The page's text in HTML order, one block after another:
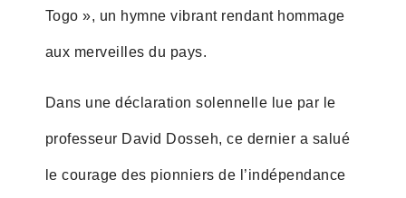
Togo », un hymne vibrant rendant hommage
aux merveilles du pays.
Dans une déclaration solennelle lue par le
professeur David Dosseh, ce dernier a salué
le courage des pionniers de l’indépendance